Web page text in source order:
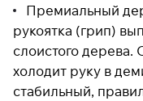
Премиальный
рукоятка (грип)
слоистого дерева.
холодит руку в
стабильный,